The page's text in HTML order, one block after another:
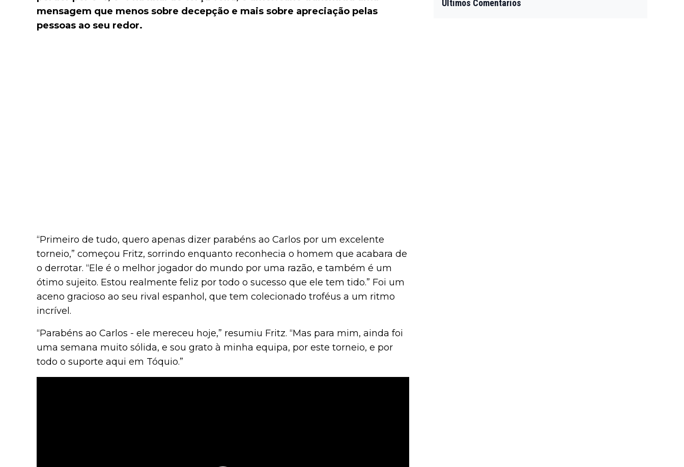
mensagem que menos sobre decepção e mais sobre apreciação pelas
pessoas ao seu redor.
“Primeiro de tudo, quero apenas dizer parabéns ao Carlos por um excelente
torneio,” começou Fritz, sorrindo enquanto reconhecia o homem que acabara de
o derrotar. “Ele é o melhor jogador do mundo por uma razão, e também é um
ótimo sujeito. Estou realmente feliz por todo o sucesso que ele tem tido.” Foi um
aceno gracioso ao seu rival espanhol, que tem colecionado troféus a um ritmo
incrível.
“Parabéns ao Carlos - ele mereceu hoje,” resumiu Fritz. “Mas para mim, ainda foi
uma semana muito sólida, e sou grato à minha equipa, por este torneio, e por
todo o suporte aqui em Tóquio.”
Últimos Comentarios